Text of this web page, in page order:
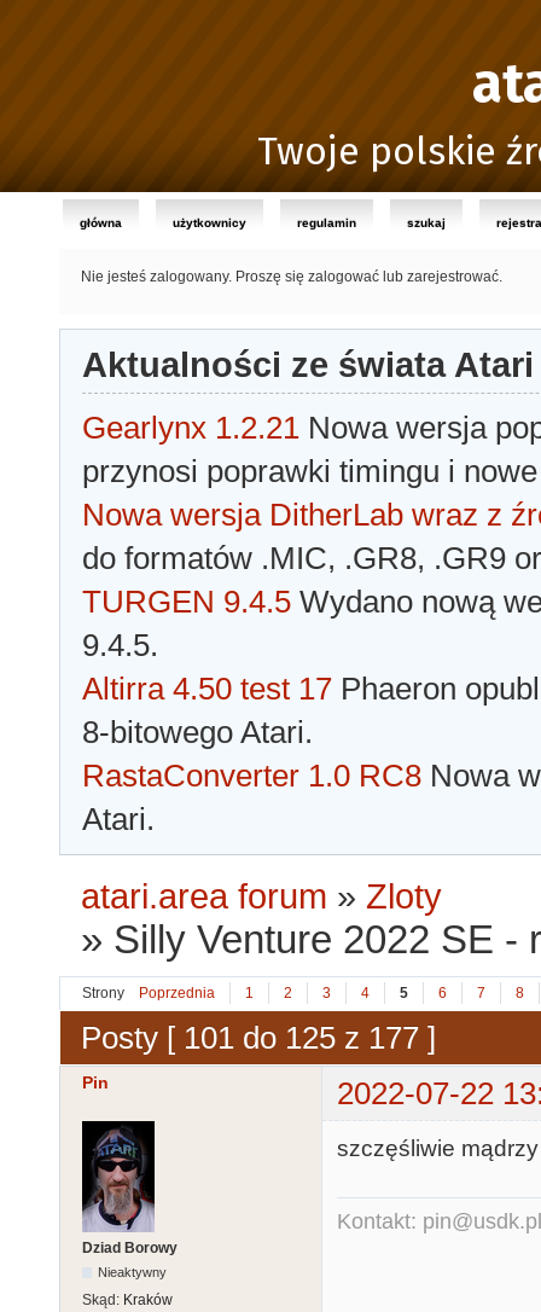
Twoje polskie
główna użytkownicy regulamin szukaj
Nie jesteś zalogowany. Proszę się zalogować lub zarejestrować.
Aktualności ze świata Atari
Gearlynx 1.2.21 Nowa wersja
przynosi poprawki timingu i
Nowa wersja DitherLab wraz z
do formatów .MIC, .GR8, .GR9
TURGEN 9.4.5 Wydano nową
9.4.5.
Altirra 4.50 test 17 Phaeron
8-bitowego Atari.
RastaConverter 1.0 RC8 Nowa
Atari.
atari.area forum » Zloty
» Silly Venture 2022 SE -
Strony Poprzednia 1 2 3 4 5 6 7 8
Posty [ 101 do 125 z 177 ]
Pin 2022-07-22
Dziad Borowy
Nieaktywny
Skąd: Kraków
szczęśliwie
Kontakt: pin@usdk.pl